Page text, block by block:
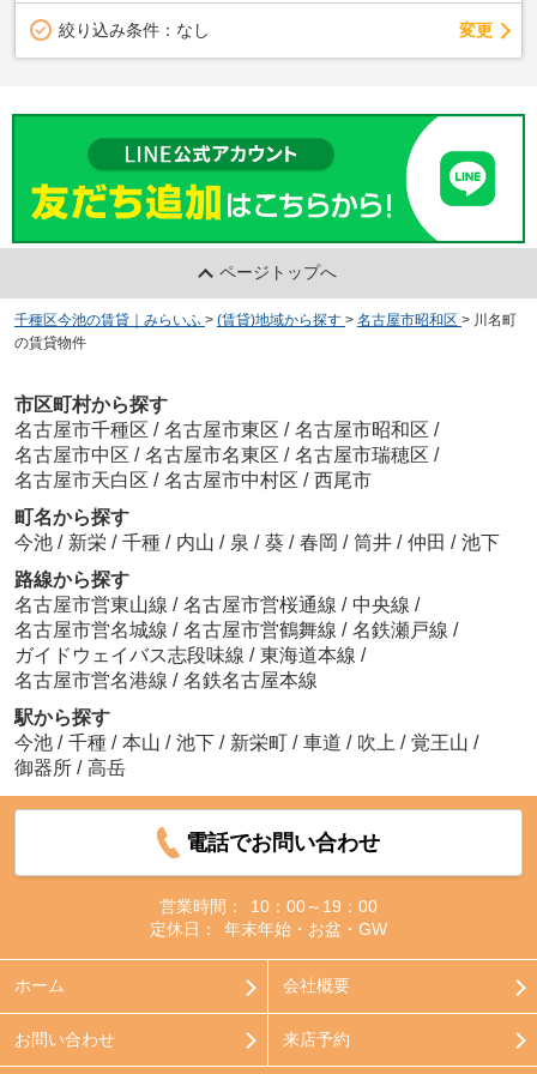
絞り込み条件： なし 変更
ページトップへ
千種区今池の賃貸｜みらいふ > (賃貸)地域から探す > 名古屋市昭和区 > 川名町
の賃貸物件
市区町村から探す
名古屋市千種区 / 名古屋市東区 / 名古屋市昭和区 /
名古屋市中区 / 名古屋市名東区 / 名古屋市瑞穂区 /
名古屋市天白区 / 名古屋市中村区 / 西尾市
町名から探す
今池 / 新栄 / 千種 / 内山 / 泉 / 葵 / 春岡 / 筒井 / 仲田 / 池下
路線から探す
名古屋市営東山線 / 名古屋市営桜通線 / 中央線 /
名古屋市営名城線 / 名古屋市営鶴舞線 / 名鉄瀬戸線 /
ガイドウェイバス志段味線 / 東海道本線 /
名古屋市営名港線 / 名鉄名古屋本線
駅から探す
今池 / 千種 / 本山 / 池下 / 新栄町 / 車道 / 吹上 / 覚王山 /
御器所 / 高岳
電話でお問い合わせ
営業時間：
10：00～19：00
定休日：
年末年始・お盆・GW
ホーム 会社概要
お問い合わせ 来店予約